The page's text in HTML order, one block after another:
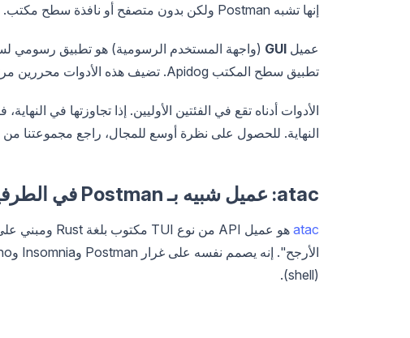
إنها تشبه Postman ولكن بدون متصفح أو نافذة سطح مكتب.
عميل GUI
تطبيق سطح المكتب Apidog. تضيف هذه الأدوات محررين مرئيين وتعاونًا جماعيًا ووثائق غنية، على حساب مغادرة الطرفية.
النهاية. للحصول على نظرة أوسع للمجال، راجع مجموعتنا من
atac: عميل شبيه بـ Postman في الطرفية الخاصة بك
atac
(shell).